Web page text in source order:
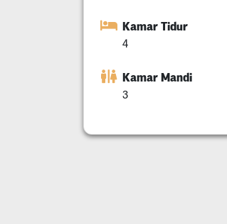
Kamar Tidur
4
Kamar Mandi
3